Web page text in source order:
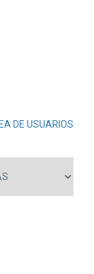
DE USUARIOS